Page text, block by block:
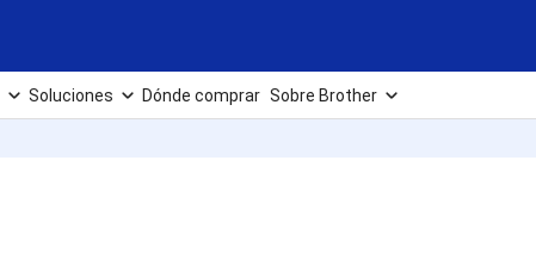
Soluciones Dónde comprar Sobre Brother